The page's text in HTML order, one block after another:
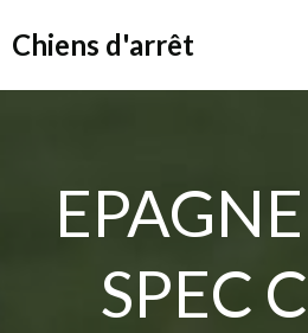
Chiens d'arrêt
SPEC